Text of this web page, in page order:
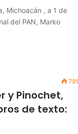
Michoacán , a 1 de
del PAN, Marko
791
y Pinochet,
de texto: